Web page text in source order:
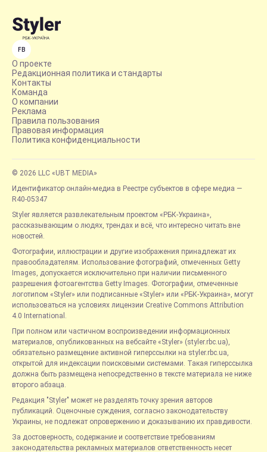
FB
О проекте
Редакционная политика и стандарты
Контакты
Команда
О компании
Реклама
Правила пользования
Правовая информация
Политика конфиденциальности
© 2026 LLC «UBT MEDIA»
Идентификатор онлайн-медиа в Реестре субъектов в сфере медиа —
R40-05347
Styler является развлекательным проектом «РБК-Украина»,
рассказывающим о людях, трендах и всё, что интересно читать вне
новостей.
Фотографии, иллюстрации и другие изображения принадлежат их
правообладателям. Использование фотографий, отмеченных Getty
Images, допускается исключительно при наличии письменного
разрешения фотоагентства Getty Images. Фотографии, отмеченные
логотипом «Styler» или подписанные «Styler» или «РБК-Украина», могут
использоваться на условиях лицензии Creative Commons Attribution
4.0 International.
При полном или частичном воспроизведении информационных
материалов, опубликованных на вебсайте «Styler» (styler.rbc.ua),
обязательно размещение активной гиперссылки на styler.rbc.ua,
открытой для индексации поисковыми системами. Такая гиперссылка
должна быть размещена непосредственно в тексте материала не ниже
второго абзаца.
Редакция "Styler" может не разделять точку зрения авторов
публикаций. Оценочные суждения, согласно законодательству
Украины, не подлежат опровержению и доказыванию их правдивости.
За достоверность, содержание и соответствие требованиям
законодательства рекламных материалов ответственность несет